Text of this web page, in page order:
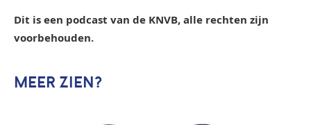
Dit is een podcast van de KNVB, alle rechten zijn
voorbehouden.
MEER ZIEN?